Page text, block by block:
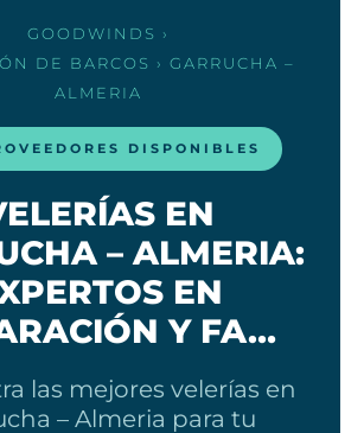
GOODWINDS ›
DE BARCOS › GARRUCHA –
ALMERIA
DISPONIBLES
EN
– ALMERIA:
EN
Y FA…
las mejores velerías en
– Almeria para tu